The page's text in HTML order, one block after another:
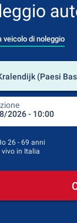
veicolo di noleggio
(Paesi
26 - 69 anni
vivo in Italia